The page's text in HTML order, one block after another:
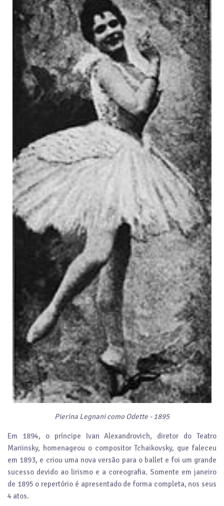
Pierina Legnani comoOdette - 1895
Em 1894, o príncipe Ivan Alexandrovich, diretor do Teatro
Mariinsky, homenageou o compositor Tchaikovsky, que faleceu
em 1893, e criou uma nova versão para o ballet e foi um grande
sucesso devido ao lirismo e a coreografia. Somente em janeiro
de 1895 o repertório é apresentado de forma completa, nos seus
4 atos.